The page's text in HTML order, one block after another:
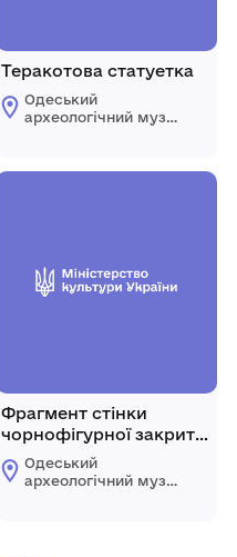
Теракотова статуетка
Одеський
археологічний музей
України
Фрагмент стінки
чорнофігурної закритої
посудини
Одеський
археологічний музей